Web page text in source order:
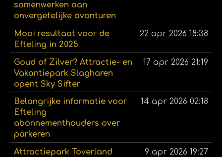
samenwerken aan
onvergetelijke avonturen
Mooi resultaat voor de
Efteling in 2025
22 apr 2026 18:38
Goud of Zilver? Attractie- en
Vakantiepark Slagharen
opent Sky Sifter
17 apr 2026 21:19
Belangrijke informatie voor
Efteling
abonnementhouders over
parkeren
14 apr 2026 02:18
Attractiepark Toverland
9 apr 2026 19:27